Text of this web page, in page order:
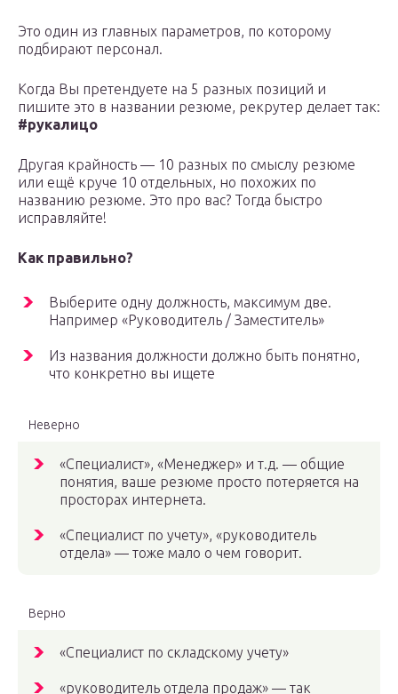
Это один из главных параметров, по которому
подбирают персонал.
Когда Вы претендуете на 5 разных позиций и
пишите это в названии резюме, рекрутер делает так:
#рукалицо
Другая крайность — 10 разных по смыслу резюме
или ещё круче 10 отдельных, но похожих по
названию резюме. Это про вас? Тогда быстро
исправляйте!
Как правильно?
Выберите одну должность, максимум две.
Например «Руководитель / Заместитель»
Из названия должности должно быть понятно,
что конкретно вы ищете
Неверно
«Специалист», «Менеджер» и т.д. — общие
понятия, ваше резюме просто потеряется на
просторах интернета.
«Специалист по учету», «руководитель
отдела» — тоже мало о чем говорит.
Верно
«Специалист по складскому учету»
«руководитель отдела продаж» — так